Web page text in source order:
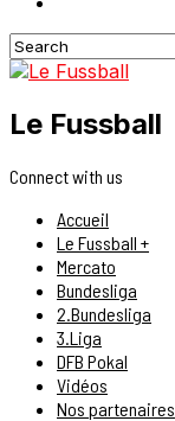
Le Fussball
Connect with us
Accueil
Le Fussball +
Mercato
Bundesliga
2.Bundesliga
3.Liga
DFB Pokal
Vidéos
Nos partenaires